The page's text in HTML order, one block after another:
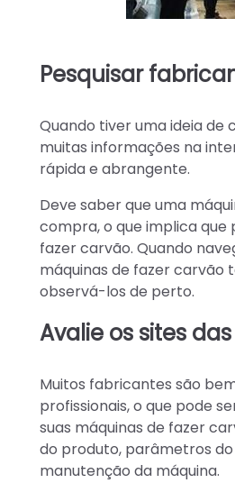
Pesquisar
Quando tiver uma ideia
muitas informações na
rápida e abrangente.
Deve saber que uma
compra, o que implica
fazer carvão. Quando
máquinas de fazer carvão
observá-los de perto.
Avalie os sites
Muitos fabricantes são
profissionais, o que pode
suas máquinas de fazer
do produto, parâmetros
manutenção da máquina.